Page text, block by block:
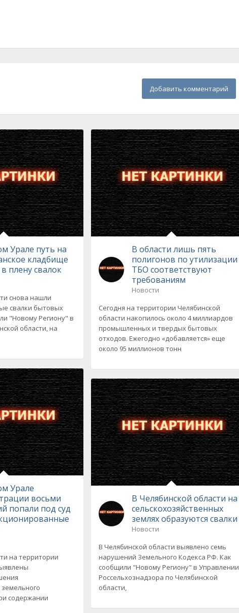
Добавить комментарий
Урале путь на
кладбище
в плену свалок
снова нашли
свалки бытовых
"Новому Региону" в
области, на
Урале
восьми
попали под суд
на территории
содержании
В области лишь пять
полигонов по утилизации
ТБО соответствуют
требованиям
Новости
Сегодня на территории Челябинской
области накопилось около 4 миллиардов
промышленных и твердых бытовых
отходов. Ежегодно «добавляется» еще
около 95 миллионов тонн
В Челябинской области на
сельскохозяйственных
землях образуются свалки
Новости
В Челябинской области выявлено семь
нарушений Земельного Кодекса РФ. Как
сообщили "Новому Региону" в Управлении
Россельхознадзора по Челябинской
области,